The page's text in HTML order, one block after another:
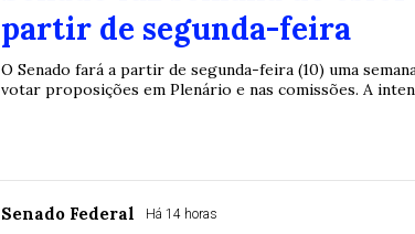
partir de segunda-feira
O Senado fará a partir de segunda-feira (10) uma
votar proposições em Plenário e nas comissões. A
Senado Federal Há 14 horas